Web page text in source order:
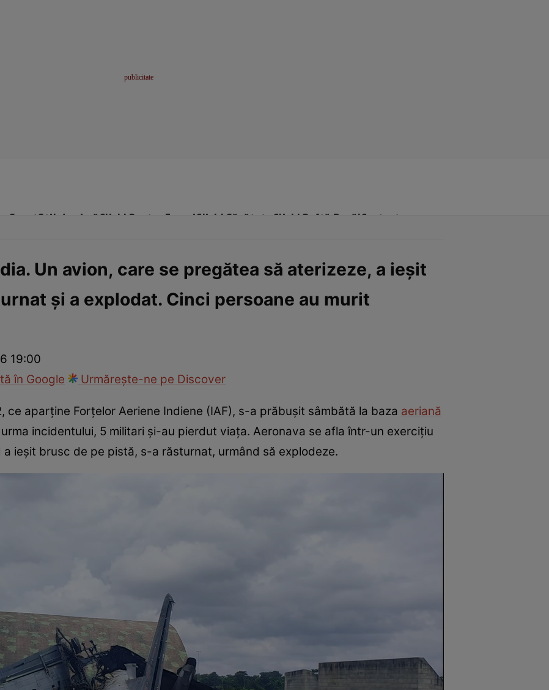
SportStil de viațăClick! Pentru FemeiClick! Sănătate Click! Poftă Bună!Contact
Național Sport
Un avion, care se pregătea să aterizeze, a ieșit
și a explodat. Cinci persoane au murit
19:00
în Google
Urmărește-ne pe Discover
ce aparține Forțelor Aeriene Indiene (IAF), s-a prăbușit sâmbătă la baza aeriană
incidentului, 5 militari și-au pierdut viața. Aeronava se afla într-un exercițiu
ieșit brusc de pe pistă, s-a răsturnat, urmând să explodeze.